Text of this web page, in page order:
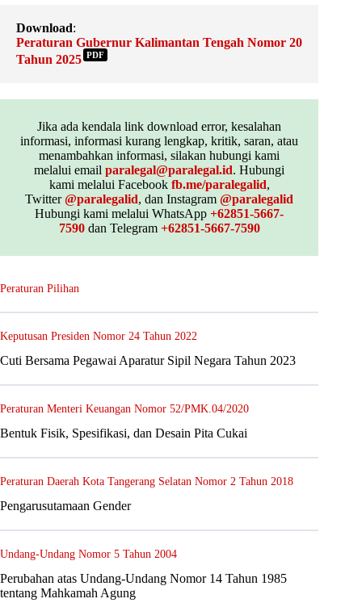
Download:
Peraturan Gubernur Kalimantan Tengah Nomor 20
Tahun 2025 PDF
Jika ada kendala link download error, kesalahan
informasi, informasi kurang lengkap, kritik, saran, atau
menambahkan informasi, silakan hubungi kami
melalui emailparalegal@paralegal.id. Hubungi
kami melalui Facebook fb.me/paralegalid,
Twitter@paralegalid, dan Instagram@paralegalid
Hubungi kami melalui WhatsApp+62851-5667-
7590dan Telegram +62851-5667-7590
Peraturan Pilihan
Keputusan Presiden Nomor 24 Tahun 2022
Cuti Bersama Pegawai Aparatur Sipil Negara Tahun 2023
Peraturan Menteri Keuangan Nomor 52/PMK.04/2020
Bentuk Fisik, Spesifikasi, dan Desain Pita Cukai
Peraturan Daerah Kota Tangerang Selatan Nomor 2 Tahun 2018
Pengarusutamaan Gender
Undang-Undang Nomor 5 Tahun 2004
Perubahan atas Undang-Undang Nomor 14 Tahun 1985
tentang Mahkamah Agung